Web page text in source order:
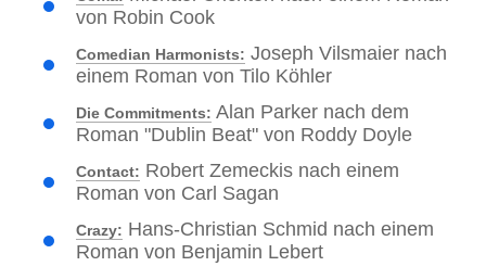
von Robin Cook
Comedian Harmonists: Joseph Vilsmaier nach
einem Roman von Tilo Köhler
Die Commitments: Alan Parker nach dem
Roman "Dublin Beat" von Roddy Doyle
Contact: Robert Zemeckis nach einem
Roman von Carl Sagan
Crazy: Hans-Christian Schmid nach einem
Roman von Benjamin Lebert